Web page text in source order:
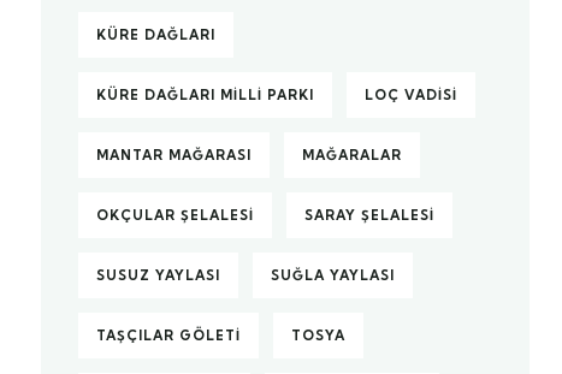
KÜRE DAĞLARI
KÜRE DAĞLARI MILLI PARKI LOÇ VADISI
MANTAR MAĞARASI MAĞARALAR
OKÇULAR ŞELALESI SARAY ŞELALESI
SUSUZ YAYLASI SUĞLA YAYLASI
TAŞÇILAR GÖLETI TOSYA